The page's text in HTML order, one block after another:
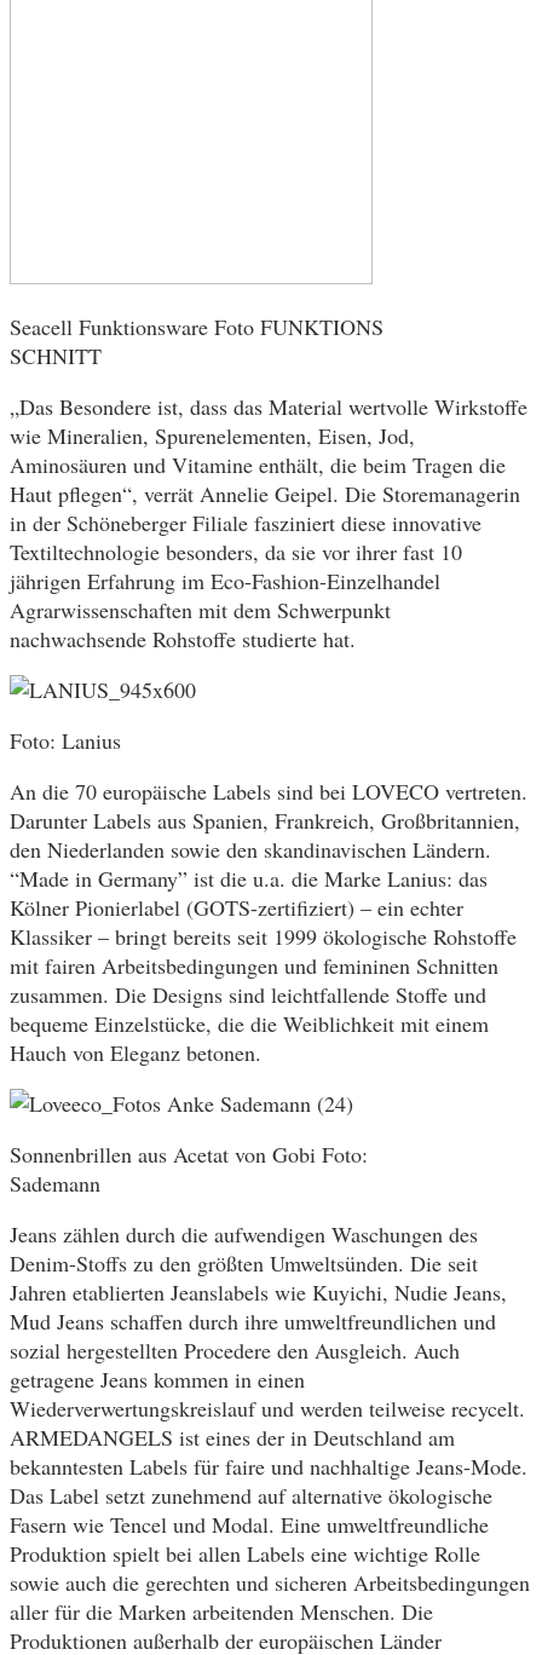
Seacell Funktionsware Foto FUNKTIONS
SCHNITT
„Das Besondere ist, dass das Material wertvolle Wirkstoffe
wie Mineralien, Spurenelementen, Eisen, Jod,
Aminosäuren und Vitamine enthält, die beim Tragen die
Haut pflegen“, verrät Annelie Geipel. Die Storemanagerin
in der Schöneberger Filiale fasziniert diese innovative
Textiltechnologie besonders, da sie vor ihrer fast 10
jährigen Erfahrung im Eco-Fashion-Einzelhandel
Agrarwissenschaften mit dem Schwerpunkt
nachwachsende Rohstoffe studierte hat.
Foto: Lanius
An die 70 europäische Labels sind bei LOVECO vertreten.
Darunter Labels aus Spanien, Frankreich, Großbritannien,
den Niederlanden sowie den skandinavischen Ländern.
“Made in Germany” ist die u.a. die Marke Lanius: das
Kölner Pionierlabel (GOTS-zertifiziert) – ein echter
Klassiker – bringt bereits seit 1999 ökologische Rohstoffe
mit fairen Arbeitsbedingungen und femininen Schnitten
zusammen. Die Designs sind leichtfallende Stoffe und
bequeme Einzelstücke, die die Weiblichkeit mit einem
Hauch von Eleganz betonen.
Sonnenbrillen aus Acetat von Gobi Foto:
Sademann
Jeans zählen durch die aufwendigen Waschungen des
Denim-Stoffs zu den größten Umweltsünden. Die seit
Jahren etablierten Jeanslabels wie Kuyichi, Nudie Jeans,
Mud Jeans schaffen durch ihre umweltfreundlichen und
sozial hergestellten Procedere den Ausgleich. Auch
getragene Jeans kommen in einen
Wiederverwertungskreislauf und werden teilweise recycelt.
ARMEDANGELS ist eines der in Deutschland am
bekanntesten Labels für faire und nachhaltige Jeans-Mode.
Das Label setzt zunehmend auf alternative ökologische
Fasern wie Tencel und Modal. Eine umweltfreundliche
Produktion spielt bei allen Labels eine wichtige Rolle
sowie auch die gerechten und sicheren Arbeitsbedingungen
aller für die Marken arbeitenden Menschen. Die
Produktionen außerhalb der europäischen Länder